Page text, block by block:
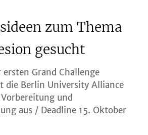
zum Thema
gesucht
Grand Challenge
die Berlin University Alliance
und
aus / Deadline 15. Oktober